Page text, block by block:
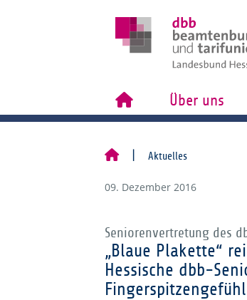
Über uns
Aktuelles
09. Dezember 2016
Seniorenvertretung des
„Blaue Plakette“
Hessische dbb-
Fingerspitzengefühl